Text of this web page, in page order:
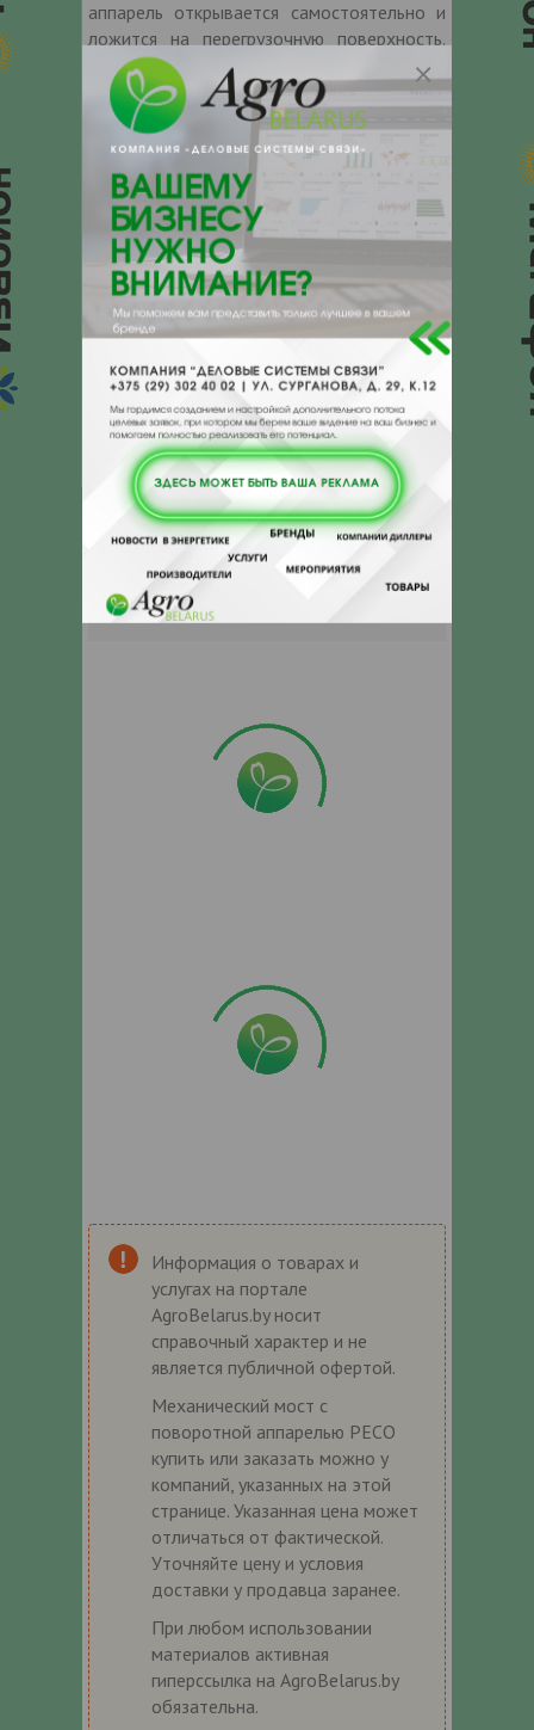
аппарель открывается самостоятельно и
ложится на перегрузочную поверхность.
Во время загрузки/выгрузки мост PECO
находится в так называемом «плавающем
положении» повторяя колебания по
высоте транспортного средства. Мост
PECO предлагается в двух модификациях
PECO-R (монтаж на краю рампы) и PECO-P
(устанавливается в заранее
подготовленный приямок) а также
окрашены или цинкованы. Могут иметь
сегментированную по всей длине
алюминиевую либо стальную аппарель.
Производитель механического моста –
PROMStahl, Германия – европейский
производитель перегрузочных систем.
Контакты продавца
Оставьте электронный заказ с помощью
кнопки "Заказать" и мы подберем для
Вас подходящую компанию
поставщика.
Информация о товарах и
услугах на портале
AgroBelarus.by носит
справочный характер и не
является публичной офертой.
Механический мост с
поворотной аппарелью PECO
купить или заказать можно у
компаний, указанных на этой
странице. Указанная цена может
отличаться от фактической.
Уточняйте цену и условия
доставки у продавца заранее.
При любом использовании
материалов активная
гиперссылка на AgroBelarus.by
обязательна.